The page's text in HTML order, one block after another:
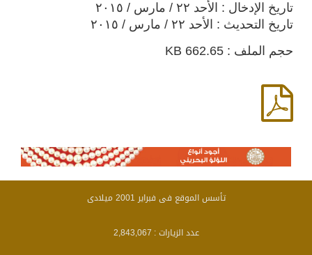
تاريخ الإدخال : الأحد ٢٢ / مارس / ٢٠١٥
تاريخ التحديث : الأحد ٢٢ / مارس / ٢٠١٥
حجم الملف : 662.65 KB
تأسس الموقع فى فبراير 2001 ميلادى
عدد الزيارات : 2,843,067